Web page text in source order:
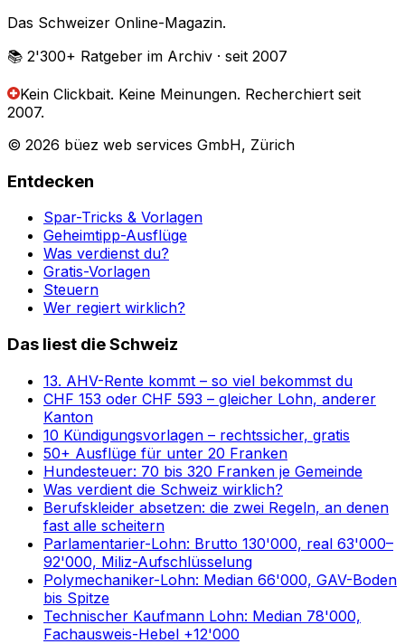
Das Schweizer Online-Magazin.
📚 2'300+ Ratgeber im Archiv · seit 2007
Kein Clickbait. Keine Meinungen. Recherchiert seit
2007.
© 2026 büez web services GmbH, Zürich
Entdecken
Spar-Tricks & Vorlagen
Geheimtipp-Ausflüge
Was verdienst du?
Gratis-Vorlagen
Steuern
Wer regiert wirklich?
Das liest die Schweiz
13. AHV-Rente kommt – so viel bekommst du
CHF 153 oder CHF 593 – gleicher Lohn, anderer
Kanton
10 Kündigungsvorlagen – rechtssicher, gratis
50+ Ausflüge für unter 20 Franken
Hundesteuer: 70 bis 320 Franken je Gemeinde
Was verdient die Schweiz wirklich?
Berufskleider absetzen: die zwei Regeln, an denen
fast alle scheitern
Parlamentarier-Lohn: Brutto 130'000, real 63'000–
92'000, Miliz-Aufschlüsselung
Polymechaniker-Lohn: Median 66'000, GAV-Boden
bis Spitze
Technischer Kaufmann Lohn: Median 78'000,
Fachausweis-Hebel +12'000